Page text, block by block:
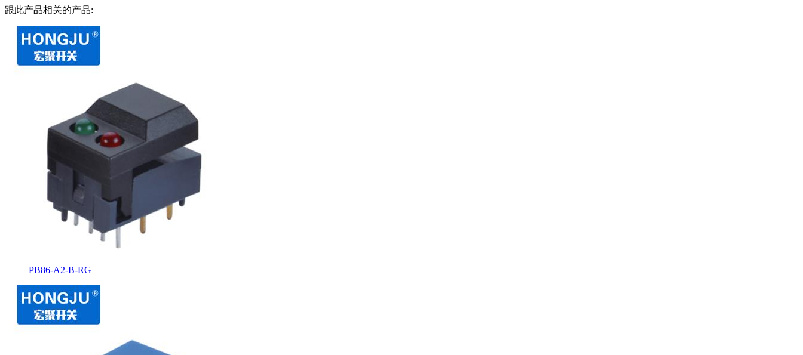
跟此产品相关的产品:
PB86-A2-B-RG